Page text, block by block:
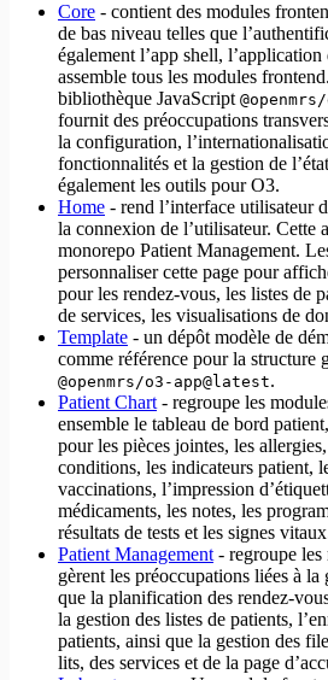
Core - contient des modules
de bas niveau telles que
également l’app shell,
assemble tous les modules
bibliothèque JavaScript
fournit des préoccupations
la configuration,
fonctionnalités et la gestion de
également les outils pour O3.
Home - rend l’interface utilisateur
la connexion de l’utilisateur. Cette
monorepo Patient Management.
personnaliser cette page pour
pour les rendez-vous, les listes de
de services, les visualisations de
Template - un dépôt modèle de
comme référence pour la structure
@openmrs/o3-app@latest.
Patient Chart- regroupe les
ensemble le tableau de bord
pour les pièces jointes, les
conditions, les indicateurs patient,
vaccinations, l’impression
médicaments, les notes, les
résultats de tests et les signes
Patient Management- regroupe les
gèrent les préoccupations liées à la
que la planification des rendez-
la gestion des listes de patients,
patients, ainsi que la gestion des
lits, des services et de la page